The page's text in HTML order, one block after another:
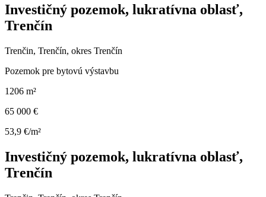
Investičný pozemok, lukratívna oblasť,
Trenčín
Trenčin, Trenčín, okres Trenčín
Pozemok pre bytovú výstavbu
1206 m²
65 000 €
53,9 €/m²
Investičný pozemok, lukratívna oblasť,
Trenčín